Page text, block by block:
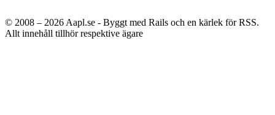
© 2008 – 2026 Aapl.se - Byggt med Rails och en kärlek för RSS.
Allt innehåll tillhör respektive ägare